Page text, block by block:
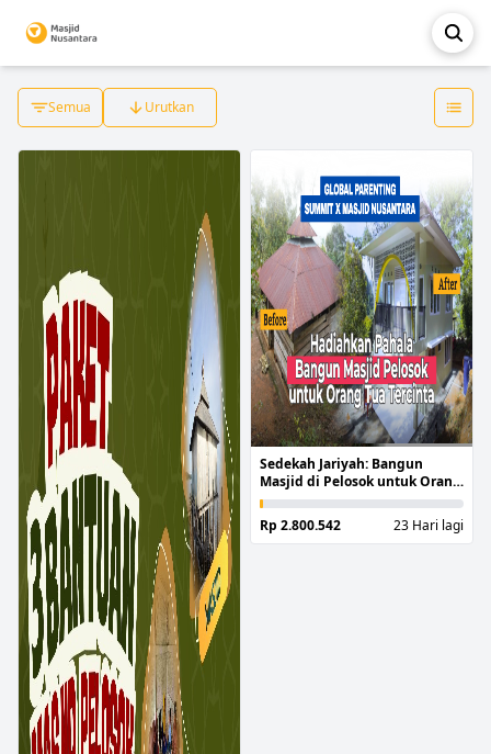
Semua Urutkan
Sedekah Jariyah: Bangun
Masjid di Pelosok untuk Orang
Tua
Rp 2.800.542
23 Hari lagi